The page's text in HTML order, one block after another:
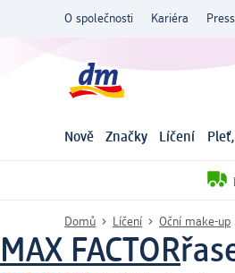
O společnosti Kariéra
Nově Značky Líčení
Domů Líčení Oční make-up
MAX FACTOR